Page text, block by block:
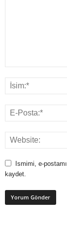
Ismimi, e-
kaydet.